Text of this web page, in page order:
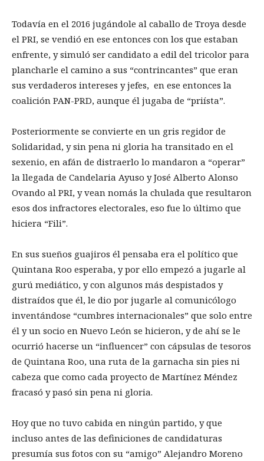
Todavía en el 2016 jugándole al caballo de Troya desde
el PRI, se vendió en ese entonces con los que estaban
enfrente, y simuló ser candidato a edil del tricolor para
plancharle el camino a sus “contrincantes” que eran
sus verdaderos intereses y jefes, en ese entonces la
coalición PAN-PRD, aunque él jugaba de “priísta”.
Posteriormente se convierte en un gris regidor de
Solidaridad, y sin pena ni gloria ha transitado en el
sexenio, en afán de distraerlo lo mandaron a “operar”
la llegada de Candelaria Ayuso y José Alberto Alonso
Ovando al PRI, y vean nomás la chulada que resultaron
esos dos infractores electorales, eso fue lo último que
hiciera “Fili”.
En sus sueños guajiros él pensaba era el político que
Quintana Roo esperaba, y por ello empezó a jugarle al
gurú mediático, y con algunos más despistados y
distraídos que él, le dio por jugarle al comunicólogo
inventándose “cumbres internacionales” que solo entre
él y un socio en Nuevo León se hicieron, y de ahí se le
ocurrió hacerse un “influencer” con cápsulas de tesoros
de Quintana Roo, una ruta de la garnacha sin pies ni
cabeza que como cada proyecto de Martínez Méndez
fracasó y pasó sin pena ni gloria.
Hoy que no tuvo cabida en ningún partido, y que
incluso antes de las definiciones de candidaturas
presumía sus fotos con su “amigo” Alejandro Moreno